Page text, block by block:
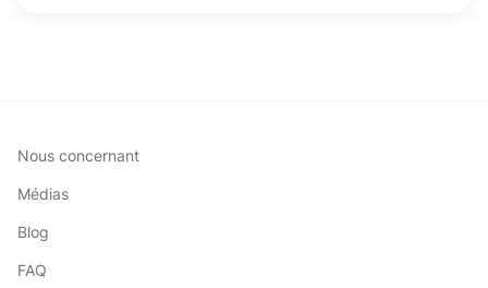
Nous concernant
Médias
Blog
FAQ